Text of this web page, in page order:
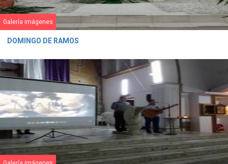
Galería imágenes
DOMINGO DE RAMOS